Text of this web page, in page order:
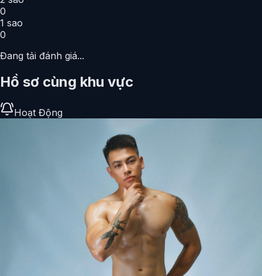
0
1 sao
0
Đang tải đánh giá...
Hồ sơ cùng khu vực
Hoạt Động